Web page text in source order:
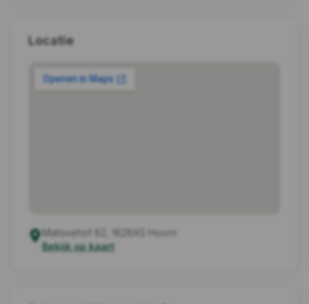
Locatie
Matissehof 82, 1628XS Hoorn
Bekijk op kaart